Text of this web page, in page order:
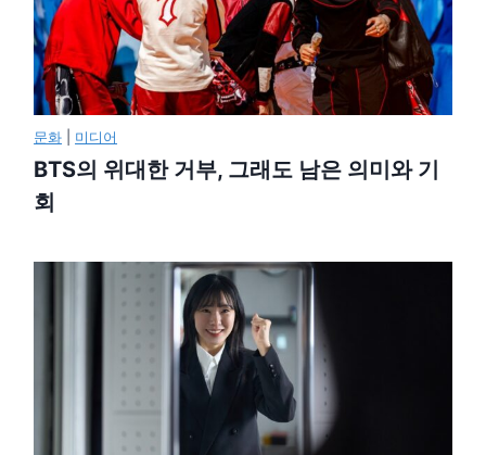
문화 미디어
BTS의 위대한 거부, 그래도 남은 의미와 기
회